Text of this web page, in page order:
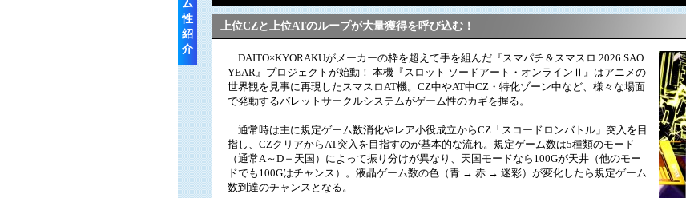
ム
性
紹
介
上位CZと上位ATのループが大量獲得を呼び込む！
DAITO×KYORAKUがメーカーの枠を超えて手を組んだ『スマパチ＆スマスロ 2026 SAO
YEAR』プロジェクトが始動！ 本機『スロット ソードアート・オンラインⅡ』はアニメの
世界観を見事に再現したスマスロAT機。CZ中やAT中CZ・特化ゾーン中など、様々な場面
で発動するバレットサークルシステムがゲーム性のカギを握る。
通常時は主に規定ゲーム数消化やレア小役成立からCZ「スコードロンバトル」突入を目
指し、CZクリアからAT突入を目指すのが基本的な流れ。規定ゲーム数は5種類のモード
（通常A～D＋天国）によって振り分けが異なり、天国モードなら100Gが天井（他のモー
ドでも100Gはチャンス）。液晶ゲーム数の色（青 → 赤 → 迷彩）が変化したら規定ゲーム
数到達のチャンスとなる。